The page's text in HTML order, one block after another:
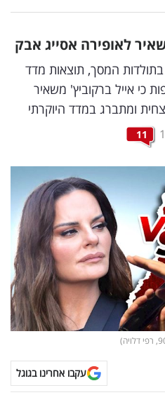
לאופירה אסייג אבק
המסך, תוצאות מדד
כי אייל ברקוביץ' משאיר
ומתברג במדד היוקרתי
11
עקבו אחרינו בגוגל